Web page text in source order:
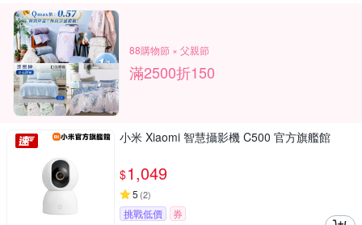
88購物節 × 父親節
滿2500折150
小米 Xiaomi 智慧攝影機 C500 官方旗艦館
$1,049
5 (2)
挑戰低價 券